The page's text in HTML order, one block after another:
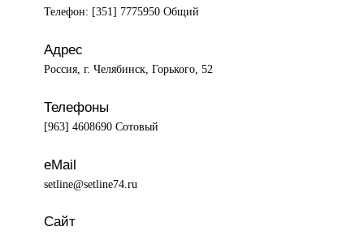
Телефон: [351] 7775950 Общий
Адрес
Россия, г. Челябинск, Горького, 52
Телефоны
[963] 4608690 Сотовый
eMail
setline@setline74.ru
Сайт